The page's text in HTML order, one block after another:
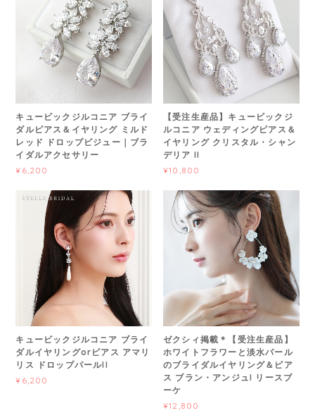
キュービックジルコニア ブライ
ダルピアス＆イヤリング ミルド
レッド ドロップビジュー｜ブラ
イダルアクセサリー
¥6,200
【受注生産品】キュービックジ
ルコニア ウェディングピアス＆
イヤリング クリスタル・シャン
デリア II
¥10,800
キュービックジルコニア ブライ
ダルイヤリングorピアス アマリ
リス ドロップパールII
¥6,200
ゼクシィ掲載＊【受注生産品】
ホワイトフラワーと淡水パール
のブライダルイヤリング＆ピア
ス ブラン・アンジュI リースブ
ーケ
¥12,800